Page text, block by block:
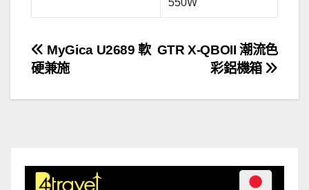
550W
文
章
GTR X-QBOII 潮流色
彩鋁機箱
MyGica U2689 軟
硬兼施